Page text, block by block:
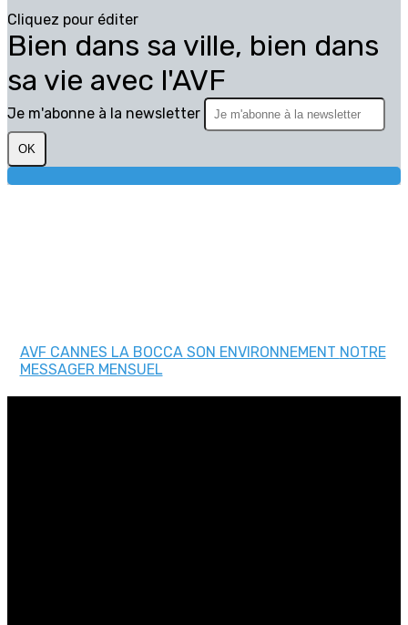
Cliquez pour éditer
Bien dans sa ville, bien dans
sa vie avec l'AVF
Je m'abonne à la newsletter
OK
AVF CANNES LA BOCCA SON ENVIRONNEMENT NOTRE
MESSAGER MENSUEL